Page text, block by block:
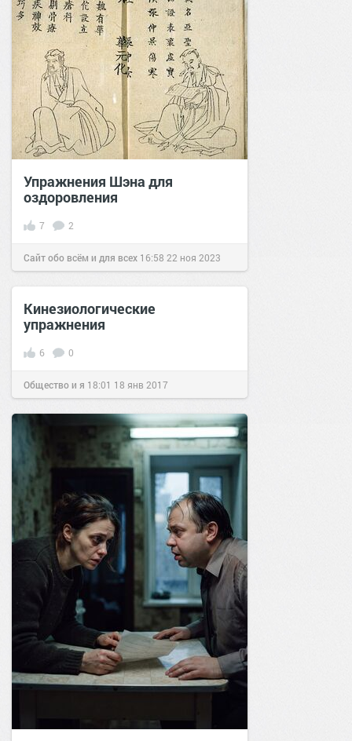
Упражнения Шэна для
оздоровления
7 2
Сайт обо всём и для всех 16:58 22 ноя 2023
Кинезиологические
упражнения
6 0
Общество и я 18:01 18 янв 2017